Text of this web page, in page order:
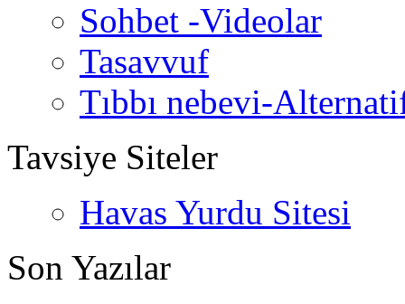
Sohbet -Videolar
Tasavvuf
Tıbbı nebevi-
Tavsiye Siteler
Havas Yurdu Sitesi
Son Yazılar